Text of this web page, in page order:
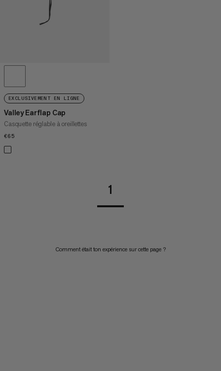
EXCLUSIVEMENT EN LIGNE
Valley Earflap Cap
Casquette réglable à oreillettes
€65
1
Comment était ton expérience sur cette page ?